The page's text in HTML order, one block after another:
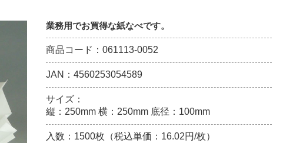
業務用でお買得な紙なべです。
商品コード：061113-0052
JAN：4560253054589
サイズ：
縦：250mm 横：250mm 底径：100mm
入数：1500枚（税込単価：16.02円/枚）